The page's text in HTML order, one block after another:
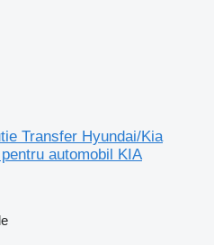
Transfer Hyundai/Kia
automobil KIA